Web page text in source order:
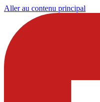
Aller au contenu principal